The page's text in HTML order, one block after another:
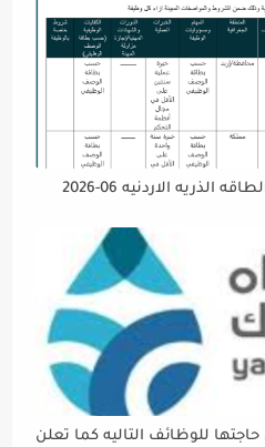
الاردنيه 06-2026
للوظائف التاليه كما تعلن